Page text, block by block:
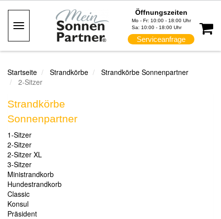
Toggle
Öffnungszeiten
Mo - Fr: 10:00 - 18:00 Uhr
Sa: 10:00 - 18:00 Uhr
Serviceanfrage
Startseite Strandkörbe
Strandkörbe Sonnenpartner
2-Sitzer
Strandkörbe
Sonnenpartner
1-Sitzer
2-Sitzer
2-Sitzer XL
3-Sitzer
Ministrandkorb
Hundestrandkorb
Classic
Konsul
Präsident